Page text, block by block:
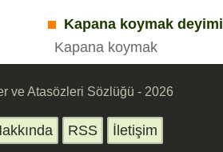
Kapana koymak deyimi
Kapana koymak
ve Atasözleri Sözlüğü - 2026
RSS İletişim